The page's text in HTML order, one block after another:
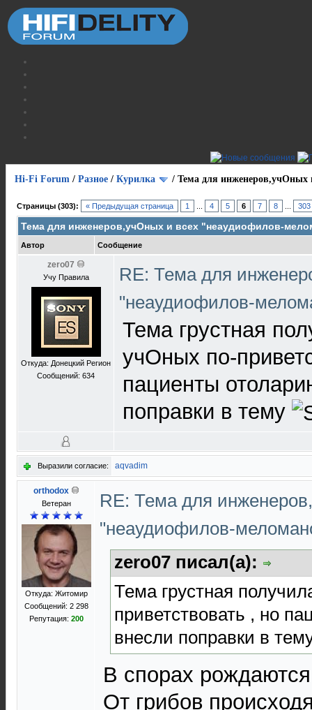
Hi-Fi Forum / Разное / Курилка / Тема для инженеров,учОных
Страницы (303): « Предыдущая страница 1 4 5 6 7 8 303
Тема для инженеров,учОных и всех "неаудиофилов-
Автор Сообщение
zero07
Учу Правила
Откуда: Донецкий Регион
Сообщений: 634
RE: Тема для
"неаудиофилов-
Тема грустная
учОных по-
пациенты
поправки в тему
Выразили согласие: aqvadim
orthodox
Ветеран
Откуда: Житомир
Сообщений: 2 298
Репутация: 200
RE: Тема для
"неаудиофилов-
zero07 писал(а):
Тема грустная
приветствовать , но
внесли поправки в
В спорах
От грибов